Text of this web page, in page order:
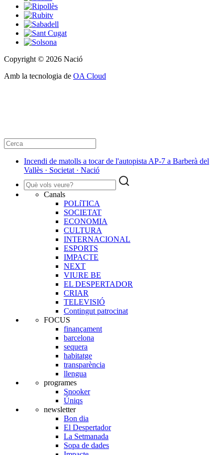
Copyright © 2026 Nació
Amb la tecnologia de OA Cloud
Incendi de matolls a tocar de l'autopista AP-7 a Barberà del
Vallès · Societat · Nació
Canals
POLíTICA
SOCIETAT
ECONOMIA
CULTURA
INTERNACIONAL
ESPORTS
IMPACTE
NEXT
VIURE BE
EL DESPERTADOR
CRIAR
TELEVISIÓ
Contingut patrocinat
FOCUS
finançament
barcelona
sequera
habitatge
transparència
llengua
programes
Snooker
Úniqs
newsletter
Bon dia
El Despertador
La Setmanada
Sopa de dades